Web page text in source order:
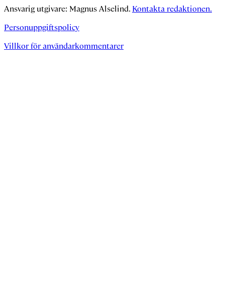
Ansvarig utgivare: Magnus Alselind. Kontakta redaktionen.
Personuppgiftspolicy
Villkor för användarkommentarer